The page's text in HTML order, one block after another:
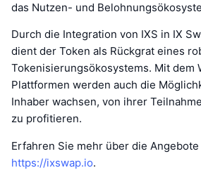
das Nutzen- und
Durch die Integration von IXS in IX
dient der Token als Rückgrat eines
Tokenisierungsökosystems. Mit dem
Plattformen werden auch die
Inhaber wachsen, von ihrer
zu profitieren.
Erfahren Sie mehr über die
https://ixswap.io.